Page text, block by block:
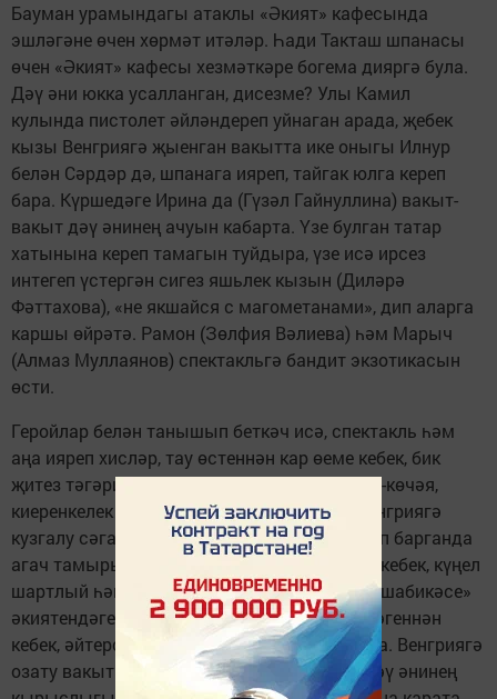
Бауман урамындагы атаклы «Әкият» кафесында
эшләгәне өчен хөрмәт итәләр. Һади Такташ шпанасы
өчен «Әкият» кафесы хезмәткәре богема дияргә була.
Дәү әни юкка усалланган, дисезме? Улы Камил
кулында пистолет әйләндереп уйнаган арада, җебек
кызы Венгриягә җыенган вакытта ике оныгы Илнур
белән Сәрдәр дә, шпанага ияреп, тайгак юлга кереп
бара. Күршедәге Ирина да (Гүзәл Гайнуллина) вакыт-
вакыт дәү әнинең ачуын кабарта. Үзе булган татар
хатынына кереп тамагын туйдыра, үзе исә ирсез
интегеп үстергән сигез яшьлек кызын (Диләрә
Фәттахова), «не якшайся с магометанами», дип аларга
каршы өйрәтә. Рамон (Зөлфия Вәлиева) һәм Марыч
(Алмаз Муллаянов) спектакльгә бандит экзотикасын
өсти.
Геройлар белән танышып беткәч исә, спектакль һәм
аңа ияреп хисләр, тау өстеннән кар өеме кебек, бик
җитез тәгәри башлый. Музыка көчәйгәннән-көчәя,
киеренкелек арта һәм, баш геройларның Венгриягә
кузгалу сәгате суккач, таудан тәгәрәп төшеп барганда
агач тамырына бәрелеп чәчелгән кар өеме кебек, күңел
шартлый һәм аннан, Андерсенның «Кар патшабикәсе»
әкиятендәге малайның бозга әйләнгән йөрәгеннән
кебек, әйтерсең боз кыйпылчыгы очып чыга. Венгриягә
озату вакытында геройлар кинәт үзгәрә. Дәү әнинең